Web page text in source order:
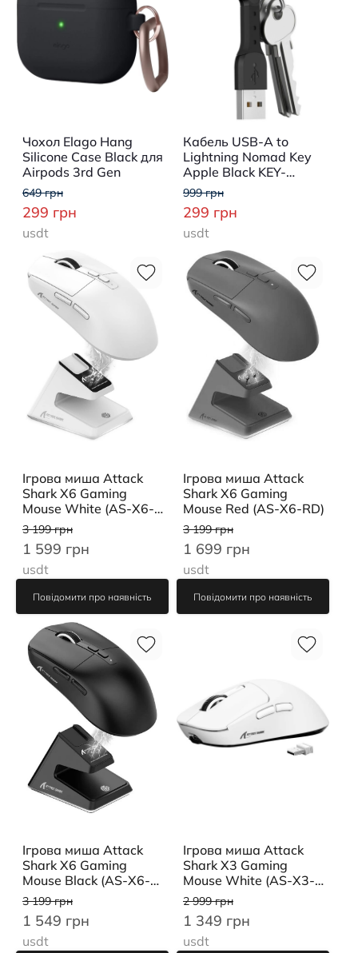
Чохол Elago Hang
Silicone Case Black для
Airpods 3rd Gen
649 грн
299 грн
usdt
Кабель USB-A to
Lightning Nomad Key
Apple Black KEY-
LIGHTNING
999 грн
299 грн
usdt
Ігрова миша Attack
Shark X6 Gaming
Mouse White (AS-X6-
WT)
3 199 грн
1 599 грн
usdt
Повідомити про наявність
Ігрова миша Attack
Shark X6 Gaming
Mouse Red (AS-X6-RD)
3 199 грн
1 699 грн
usdt
Повідомити про наявність
Ігрова миша Attack
Shark X6 Gaming
Mouse Black (AS-X6-
BK)
3 199 грн
1 549 грн
usdt
Ігрова миша Attack
Shark X3 Gaming
Mouse White (AS-X3-
WT)
2 999 грн
1 349 грн
usdt